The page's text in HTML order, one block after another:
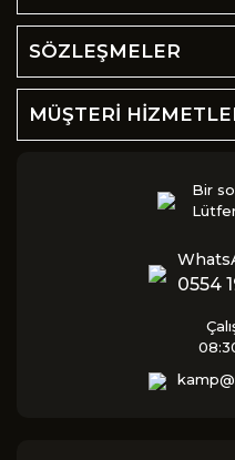
SÖZLEŞMELER
MÜŞTERİ
Bir
0554